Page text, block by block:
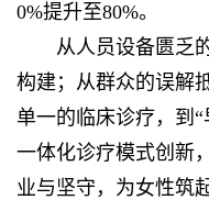
0%提升至80%。
从人员设备匮乏
构建；从群众的误解
单一的临床诊疗，到
一体化诊疗模式创新
业与坚守，为女性筑